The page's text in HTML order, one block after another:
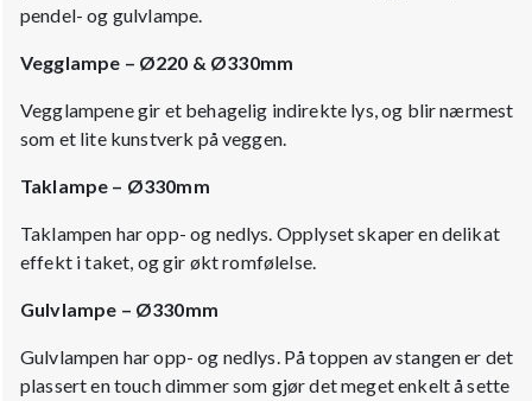
pendel- og gulvlampe.
Vegglampe – Ø220 & Ø330mm
Vegglampene gir et behagelig indirekte lys, og blir nærmest
som et lite kunstverk på veggen.
Taklampe – Ø330mm
Taklampen har opp- og nedlys. Opplyset skaper en delikat
effekt i taket, og gir økt romfølelse.
Gulvlampe – Ø330mm
Gulvlampen har opp- og nedlys. På toppen av stangen er det
plassert en touch dimmer som gjør det meget enkelt å sette